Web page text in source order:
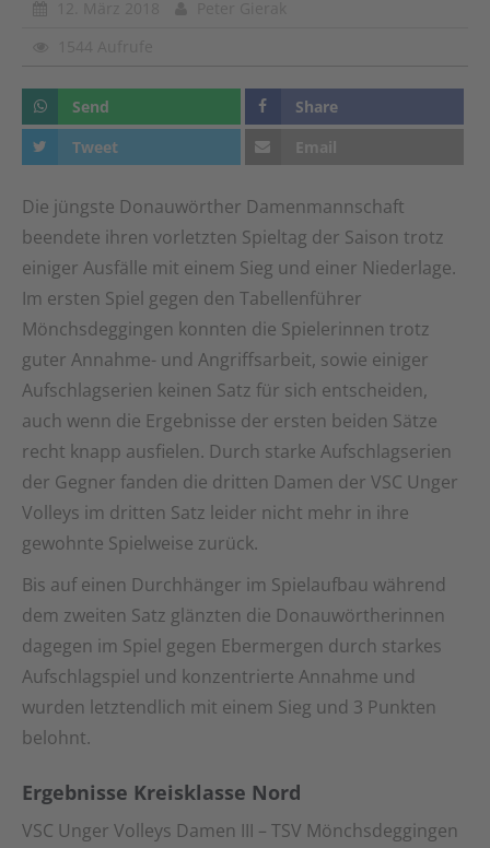
Send
Share
Tweet
Email
Die jüngste Donauwörther Damenmannschaft
beendete ihren vorletzten Spieltag der Saison trotz
einiger Ausfälle mit einem Sieg und einer Niederlage.
Im ersten Spiel gegen den Tabellenführer
Mönchsdeggingen konnten die Spielerinnen trotz
guter Annahme- und Angriffsarbeit, sowie einiger
Aufschlagserien keinen Satz für sich entscheiden,
auch wenn die Ergebnisse der ersten beiden Sätze
recht knapp ausfielen. Durch starke Aufschlagserien
der Gegner fanden die dritten Damen der VSC Unger
Volleys im dritten Satz leider nicht mehr in ihre
gewohnte Spielweise zurück.
Bis auf einen Durchhänger im Spielaufbau während
dem zweiten Satz glänzten die Donauwörtherinnen
dagegen im Spiel gegen Ebermergen durch starkes
Aufschlagspiel und konzentrierte Annahme und
wurden letztendlich mit einem Sieg und 3 Punkten
belohnt.
Ergebnisse Kreisklasse Nord
VSC Unger Volleys Damen III – TSV Mönchsdeggingen